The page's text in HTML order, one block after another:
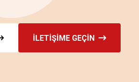
İLETIŞIME GEÇIN